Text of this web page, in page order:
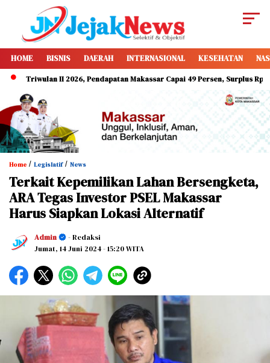
HOME BISNIS DAERAH INTERNASIONAL KESEHATAN
II 2026, Pendapatan Makassar Capai 49 Persen, Surplus Rp130 Miliar
Home / Legislatif/ News
Terkait Kepemilikan Lahan Bersengketa,
ARA Tegas Investor PSEL Makassar
Harus Siapkan Lokasi Alternatif
Admin
- Redaksi
Jumat, 14 Juni 2024- 15:20 WITA